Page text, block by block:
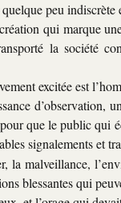
peu indiscrète
qui marque
la société
excitée est
d’observation,
que le public qui
signalements et
la malveillance,
blessantes qui